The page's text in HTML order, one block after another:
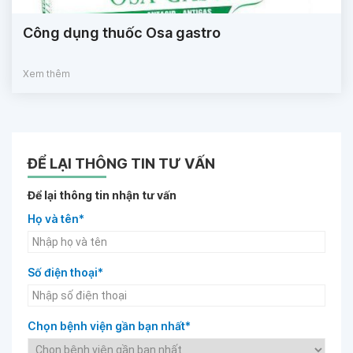
Công dụng thuốc Osa gastro
Xem thêm
ĐỂ LẠI THÔNG TIN TƯ VẤN
Để lại thông tin nhận tư vấn
Họ và tên*
Số điện thoại*
Chọn bệnh viện gần bạn nhất*